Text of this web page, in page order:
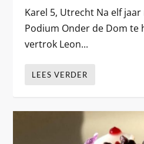
Karel 5, Utrecht Na elf jaar
Podium Onder de Dom te
vertrok Leon...
LEES VERDER